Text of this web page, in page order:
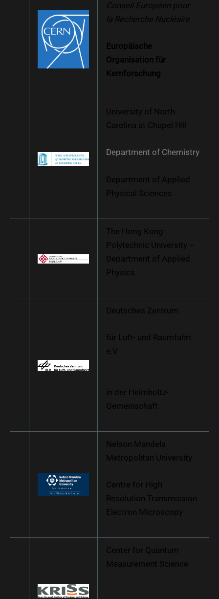
Conseil Européen pour
la Recherche Nucléaire
Europäische
Organisation für
Kernforschung
University of North
Carolina at Chapel Hill
Department of Chemistry
Department of Applied
Physical Sciences
The Hong Kong
Polytechnic University –
Department of Applied
Physics
Deutsches Zentrum
für Luft- und Raumfahrt
e.V.
in der Helmholtz-
Gemeinschaft
Nelson Mandela
Metropolitan University
Centre for High
Resolution Transmission
Electron Microscopy
Center for Quantum
Measurement Science